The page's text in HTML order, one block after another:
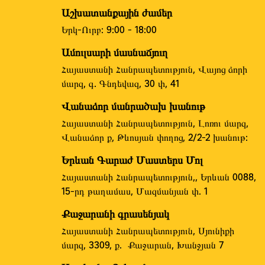
Աշխատանքային ժամեր
Երկ-Ուրբ: 9:00 - 18:00
Ամուլսարի մասնաճյուղ
Հայաստանի Հանրապետություն, Վայոց ձորի
մարզ, գ. Գնդեվազ, 30 փ, 41
Վանաձոր մանրածախ խանութ
Հայաստանի Հանրապետություն, Լոռու մարզ,
Վանաձոր ք, Թևոսյան փողոց, 2/2-2 խանութ:
Երևան Գարաժ Մաստերս Մոլ
Հայաստանի Հանրապետություն,, Երևան 0088,
15-րդ թաղամաս, Մազմանյան փ. 1
Քաջարանի գրասենյակ
Հայաստանի Հանրապետություն, Սյունիքի
մարզ, 3309, ք. Քաջարան, Խանջյան 7